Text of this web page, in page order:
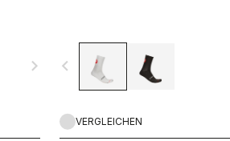
navigate_next navigate_before
VERGLEICHEN